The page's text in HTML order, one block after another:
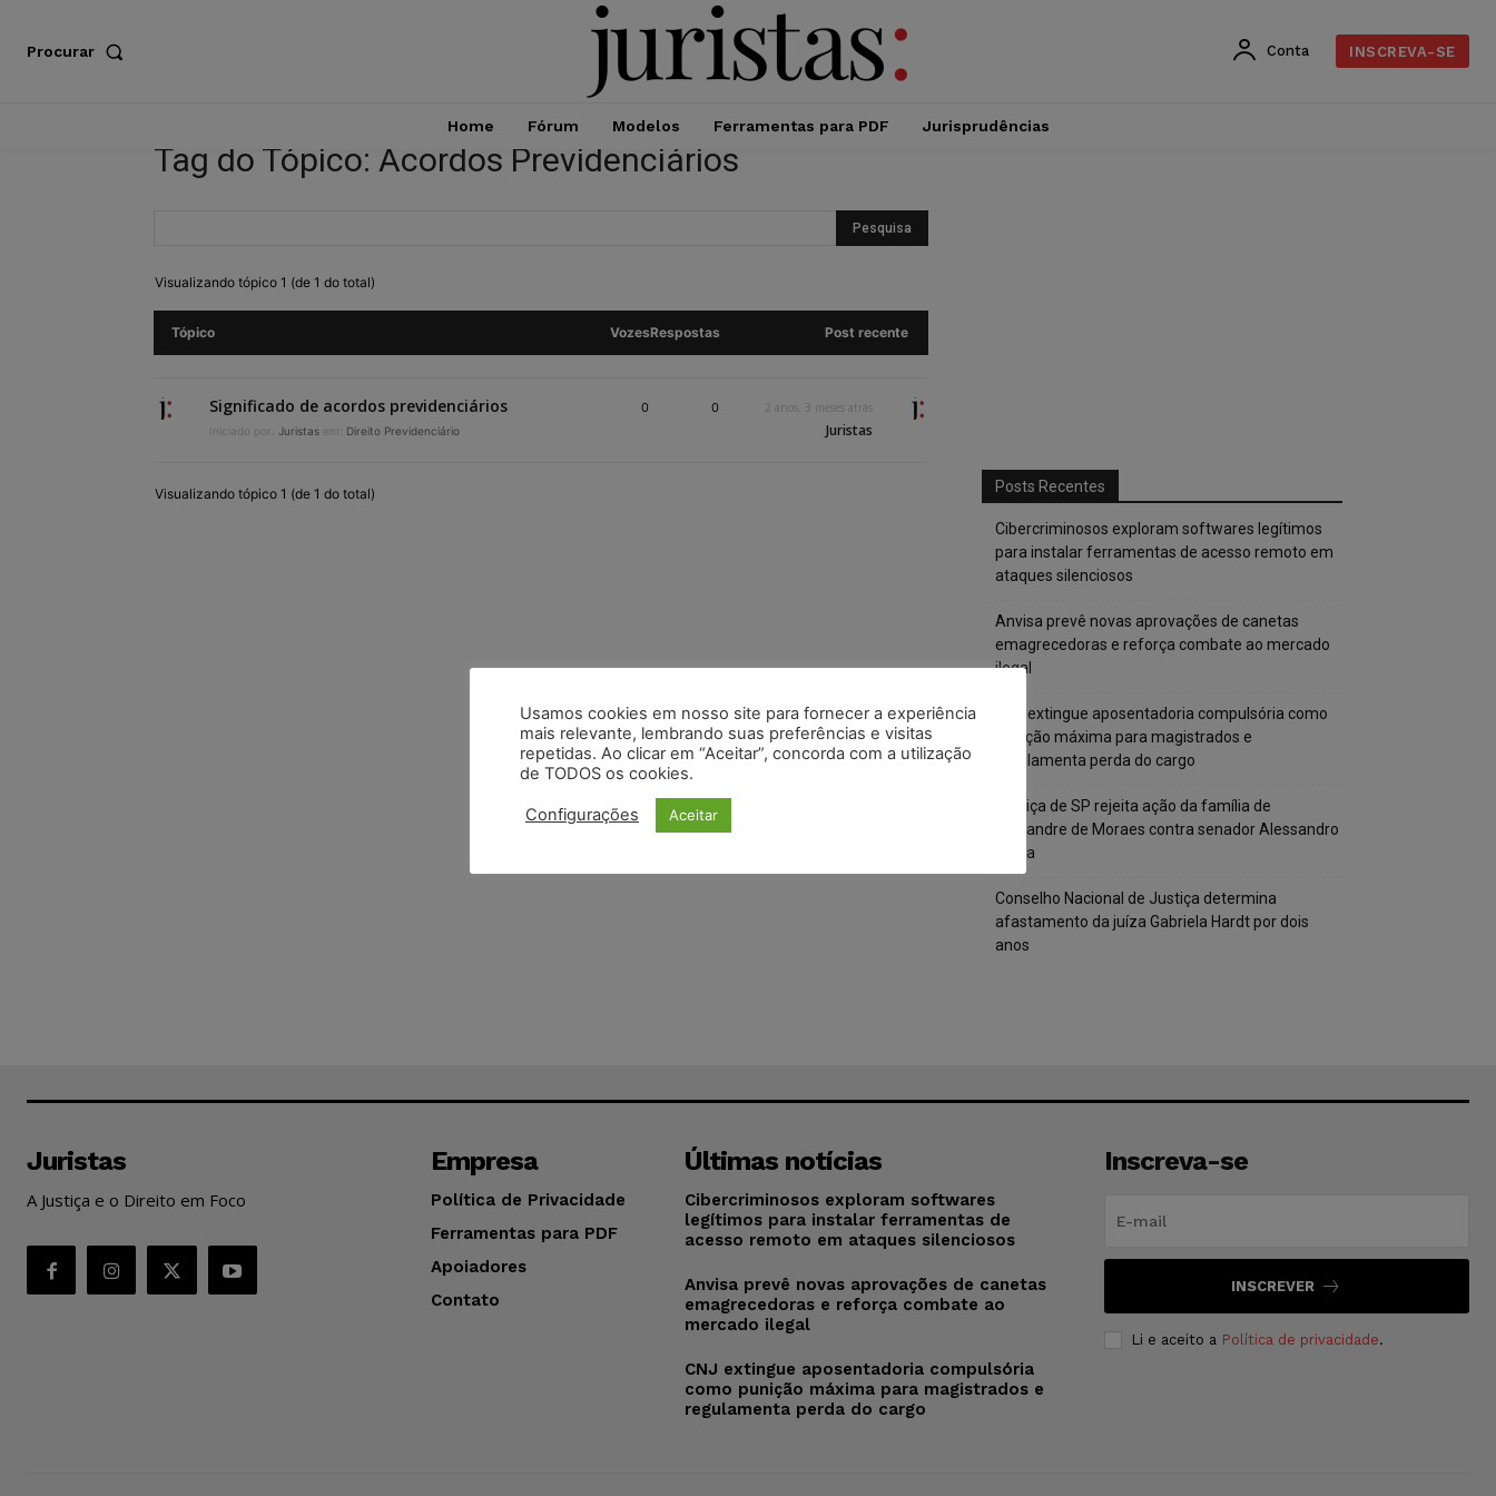
Procurar Conta INSCREVA-SE
Home Fórum Modelos Ferramentas para PDF Jurisprudências
Tag do Tópico: Acordos Previdenciários
Visualizando tópico 1 (de 1 do total)
Tópico VozesRespostas Post recente
Significado de acordos previdenciários
Iniciado por: Juristas em: Direito Previdenciário
0 0 2 anos, 3 meses atrás
Juristas
Visualizando tópico 1 (de 1 do total) Posts Recentes
Cibercriminosos exploram softwares legítimos
para instalar ferramentas de acesso remoto em
ataques silenciosos
Anvisa prevê novas aprovações de canetas
emagrecedoras e reforça combate ao mercado
ilegal
CNJ extingue aposentadoria compulsória como
punição máxima para magistrados e
regulamenta perda do cargo
Justiça de SP rejeita ação da família de
Alexandre de Moraes contra senador Alessandro
Vieira
Conselho Nacional de Justiça determina
afastamento da juíza Gabriela Hardt por dois
anos
Juristas
A Justiça e o Direito em Foco
Empresa
Política de Privacidade
Ferramentas para PDF
Apoiadores
Contato
Últimas notícias
Cibercriminosos exploram softwares
legítimos para instalar ferramentas de
acesso remoto em ataques silenciosos
Anvisa prevê novas aprovações de canetas
emagrecedoras e reforça combate ao
mercado ilegal
CNJ extingue aposentadoria compulsória
como punição máxima para magistrados e
regulamenta perda do cargo
Inscreva-se
INSCREVER
Li e aceito a Política de privacidade.
Usamos cookies em nosso site para fornecer a experiência
mais relevante, lembrando suas preferências e visitas
repetidas. Ao clicar em “Aceitar”, concorda com a utilização
de TODOS os cookies.
Configurações Aceitar